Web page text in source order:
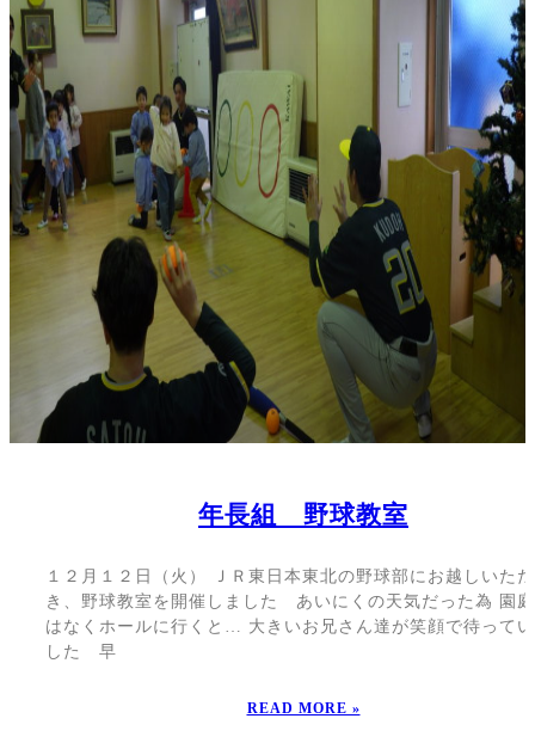
年長組 野球教室
１２月１２日（火） ＪＲ東日本東北の野球部にお越しいただ
き、野球教室を開催しました あいにくの天気だった為 園
はなくホールに行くと… 大きいお兄さん達が笑顔で待って
した 早
READ MORE »